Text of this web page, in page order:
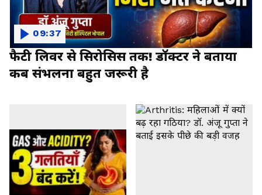
फैटी लिवर से सिरोसिस तक! डॉक्टर ने बताया
कब संभलना बहुत जरूरी है
09:37